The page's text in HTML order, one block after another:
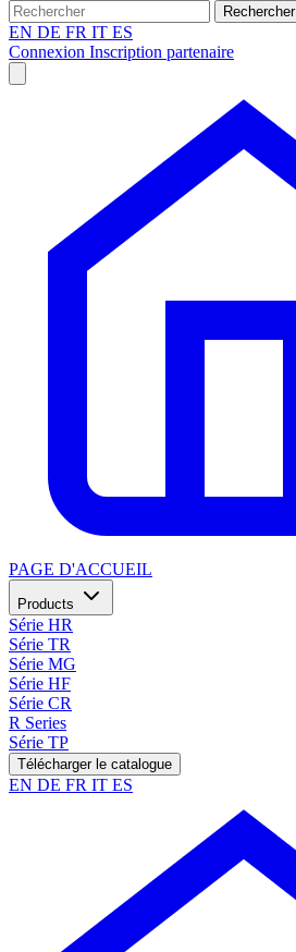
Rechercher
EN DE FR IT ES
Connexion Inscription partenaire
PAGE D'ACCUEIL
Products
Série HR
Série TR
Série MG
Série HF
Série CR
R Series
Série TP
Télécharger le catalogue
EN DE FR IT ES